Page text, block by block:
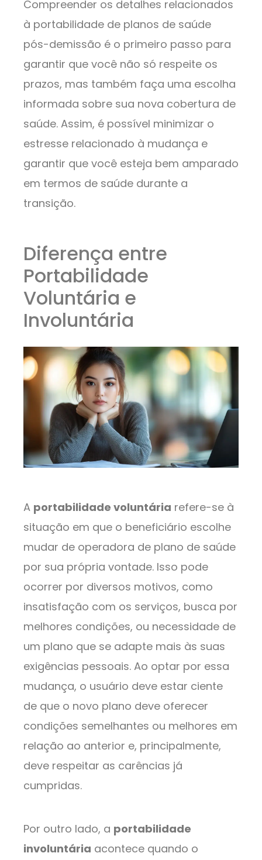
Compreender os detalhes relacionados
à portabilidade de planos de saúde
pós-demissão é o primeiro passo para
garantir que você não só respeite os
prazos, mas também faça uma escolha
informada sobre sua nova cobertura de
saúde. Assim, é possível minimizar o
estresse relacionado à mudança e
garantir que você esteja bem amparado
em termos de saúde durante a
transição.
Diferença entre
Portabilidade
Voluntária e
Involuntária
A portabilidade voluntária refere-se à
situação em que o beneficiário escolhe
mudar de operadora de plano de saúde
por sua própria vontade. Isso pode
ocorrer por diversos motivos, como
insatisfação com os serviços, busca por
melhores condições, ou necessidade de
um plano que se adapte mais às suas
exigências pessoais. Ao optar por essa
mudança, o usuário deve estar ciente
de que o novo plano deve oferecer
condições semelhantes ou melhores em
relação ao anterior e, principalmente,
deve respeitar as carências já
cumpridas.
Por outro lado, a portabilidade
involuntária acontece quando o